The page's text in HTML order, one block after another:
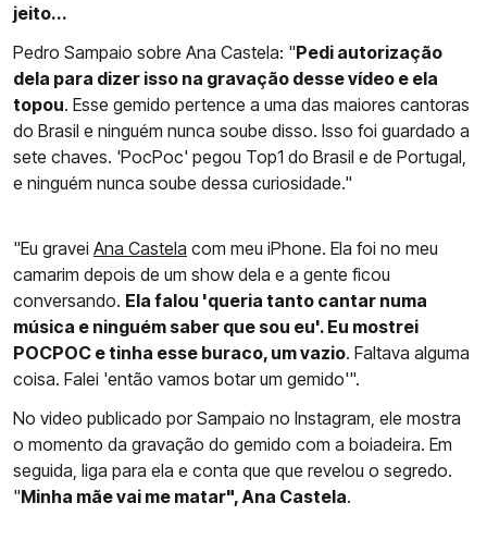
jeito...
Pedro Sampaio sobre Ana Castela: "Pedi autorização
dela para dizer isso na gravação desse vídeo e ela
topou. Esse gemido pertence a uma das maiores cantoras
do Brasil e ninguém nunca soube disso. Isso foi guardado a
sete chaves. 'PocPoc' pegou Top1 do Brasil e de Portugal,
e ninguém nunca soube dessa curiosidade."
"Eu gravei Ana Castela com meu iPhone. Ela foi no meu
camarim depois de um show dela e a gente ficou
conversando. Ela falou 'queria tanto cantar numa
música e ninguém saber que sou eu'. Eu mostrei
POCPOC e tinha esse buraco, um vazio. Faltava alguma
coisa. Falei 'então vamos botar um gemido'".
No video publicado por Sampaio no Instagram, ele mostra
o momento da gravação do gemido com a boiadeira. Em
seguida, liga para ela e conta que que revelou o segredo.
"Minha mãe vai me matar", Ana Castela.